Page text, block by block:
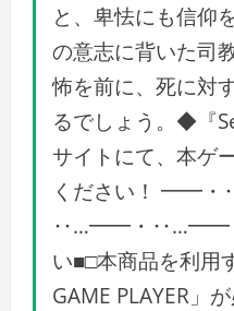
と、卑怯にも信仰
の意志に背いた司
怖を前に、死に対
るでしょう。◆『
サイトにて、本ゲ
ください！ ━━
‥…━━・‥…━━・
い■□本商品を利用
GAME PLAYER」